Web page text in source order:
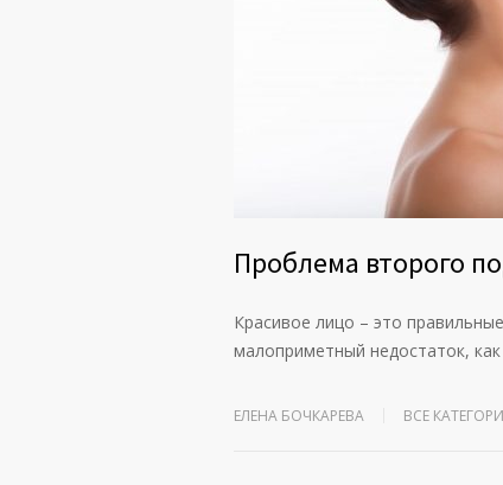
Проблема второго
Красивое лицо – это
малоприметный недостаток,
ЕЛЕНА БОЧКАРЕВА ВСЕ